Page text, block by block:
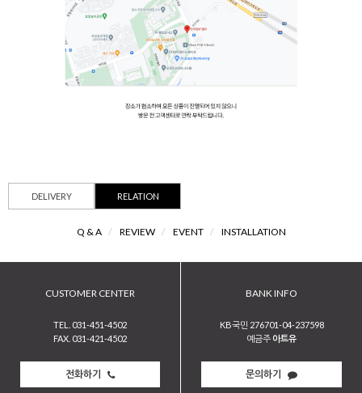
DELIVERY RELATION
Q & A / REVIEW / EVENT / INSTALLATION
CUSTOMER CENTER
TEL. 031-451-4502
FAX. 031-421-4502
전화하기
BANK INFO
KB국민 276701-04-237598
예금주 아트유
문의하기